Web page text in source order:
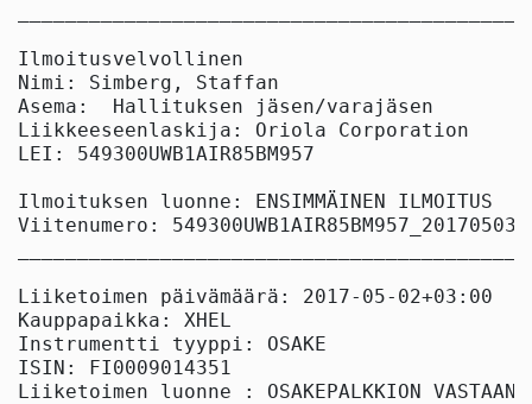
Ilmoitusvelvollinen
Nimi: Simberg, Staffan
Asema:  Hallituksen jäsen/varajäsen
Liikkeeseenlaskija: Oriola Corporation
LEI: 549300UWB1AIR85BM957
Ilmoituksen luonne: ENSIMMÄINEN ILMOITUS
Viitenumero:
Liiketoimen päivämäärä: 2017-05-02+03:00
Kauppapaikka: XHEL
Instrumentti tyyppi: OSAKE
ISIN: FI0009014351
Liiketoimen luonne : OSAKEPALKKION